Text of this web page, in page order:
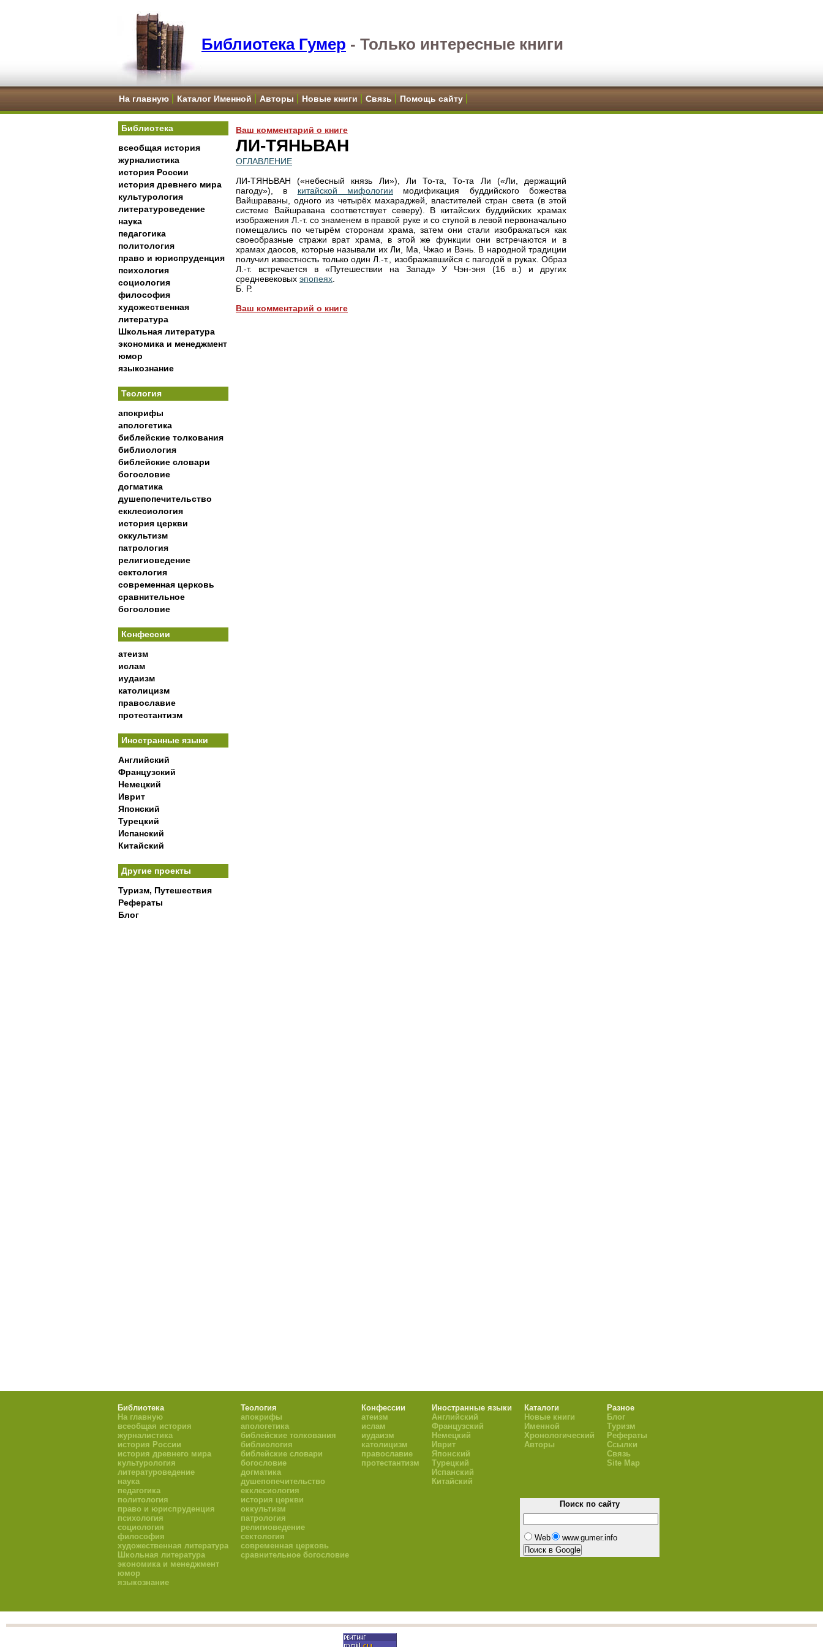
Библиотека Гумер - Только интересные книги
На главную Каталог Именной Авторы Новые книги Связь Помощь сайту
Библиотека
всеобщая история
журналистика
история России
история древнего мира
культурология
литературоведение
наука
педагогика
политология
право и юриспруденция
психология
социология
философия
художественная
литература
Школьная литература
экономика и менеджмент
юмор
языкознание
Теология
апокрифы
апологетика
библейские толкования
библиология
библейские словари
богословие
догматика
душепопечительство
екклесиология
история церкви
оккультизм
патрология
религиоведение
сектология
современная церковь
сравнительное
богословие
Конфессии
атеизм
ислам
иудаизм
католицизм
православие
протестантизм
Иностранные языки
Английский
Французский
Немецкий
Иврит
Японский
Турецкий
Испанский
Китайский
Другие проекты
Туризм, Путешествия
Рефераты
Блог
Ваш комментарий о книге
ЛИ-ТЯНЬВАН
ОГЛАВЛЕНИЕ
ЛИ-ТЯНЬВАН («небесный князь Ли»), Ли То-та, То-та Ли («Ли, держащий
пагоду»), в китайской мифологии модификация буддийского божества
Вайшраваны, одного из четырёх махараджей, властителей стран света (в этой
системе Вайшравана соответствует северу). В китайских буддийских храмах
изображения Л.-т. со знаменем в правой руке и со ступой в левой первоначально
помещались по четырём сторонам храма, затем они стали изображаться как
своеобразные стражи врат храма, в этой же функции они встречаются и в
храмах даосов, которые называли их Ли, Ma, Чжао и Вэнь. В народной традиции
получил известность только один Л.-т., изображавшийся с пагодой в руках. Образ
Л.-т. встречается в «Путешествии на Запад» У Чэн-эня (16 в.) и других
средневековых эпопеях
Б. Р.
Ваш комментарий о книге
Библиотека
На главную
всеобщая история
журналистика
история России
история древнего мира
культурология
литературоведение
наука
педагогика
политология
право и юриспруденция
психология
социология
философия
художественная литература
Школьная литература
экономика и менеджмент
юмор
языкознание
Теология
апокрифы
апологетика
библейские толкования
библиология
библейские словари
богословие
догматика
душепопечительство
екклесиология
история церкви
оккультизм
патрология
религиоведение
сектология
современная церковь
сравнительное богословие
Конфессии
атеизм
ислам
иудаизм
католицизм
православие
протестантизм
Иностранные языки
Английский
Французский
Немецкий
Иврит
Японский
Турецкий
Испанский
Китайский
Каталоги
Новые книги
Именной
Хронологический
Авторы
Разное
Блог
Туризм
Рефераты
Ссылки
Связь
Site Map
Поиск по сайту
Web www.gumer.info